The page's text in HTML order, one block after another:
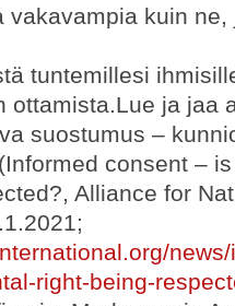
vakavampia kuin
tuntemillesi
ottamista.Lue ja jaa
suostumus –
consent –
Alliance for
right-being-